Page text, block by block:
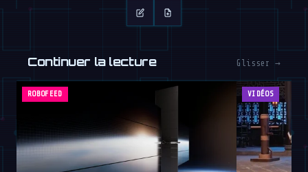
Continuer la lecture Glisser →
ROBOFEED VIDÉOS